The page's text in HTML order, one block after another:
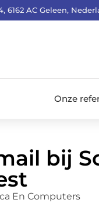
6162 AC Geleen,
Onze
bij
En Computers